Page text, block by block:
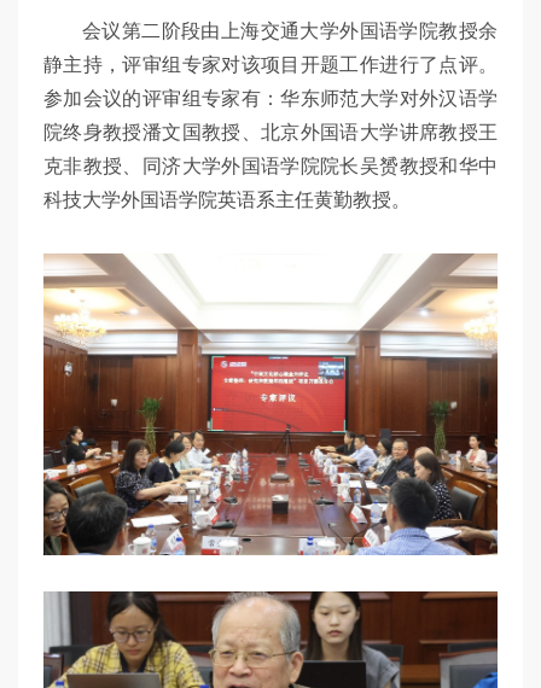
会议第二阶段由上海交通大学外国语学院教授余
静主持，评审组专家对该项目开题工作进行了点评。
参加会议的评审组专家有：华东师范大学对外汉语学
院终身教授潘文国教授、北京外国语大学讲席教授王
克非教授、同济大学外国语学院院长吴赟教授和华中
科技大学外国语学院英语系主任黄勤教授。